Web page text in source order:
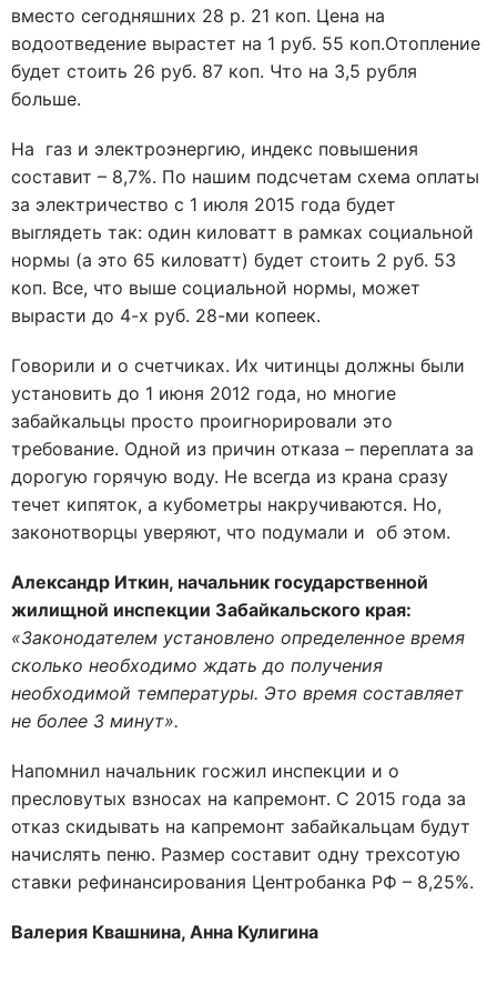
вместо сегодняшних 28 р. 21 коп. Цена на
водоотведение вырастет на 1 руб. 55 коп.Отопление
будет стоить 26 руб. 87 коп. Что на 3,5 рубля
больше.
На газ и электроэнергию, индекс повышения
составит – 8,7%. По нашим подсчетам схема оплаты
за электричество с 1 июля 2015 года будет
выглядеть так: один киловатт в рамках социальной
нормы (а это 65 киловатт) будет стоить 2 руб. 53
коп. Все, что выше социальной нормы, может
вырасти до 4-х руб. 28-ми копеек.
Говорили и о счетчиках. Их читинцы должны были
установить до 1 июня 2012 года, но многие
забайкальцы просто проигнорировали это
требование. Одной из причин отказа – переплата за
дорогую горячую воду. Не всегда из крана сразу
течет кипяток, а кубометры накручиваются. Но,
законотворцы уверяют, что подумали и об этом.
Александр Иткин, начальник государственной
жилищной инспекции Забайкальского края:
«Законодателем установлено определенное время
сколько необходимо ждать до получения
необходимой температуры. Это время составляет
не более 3 минут».
Напомнил начальник госжил инспекции и о
пресловутых взносах на капремонт. С 2015 года за
отказ скидывать на капремонт забайкальцам будут
начислять пеню. Размер составит одну трехсотую
ставки рефинансирования Центробанка РФ – 8,25%.
Валерия Квашнина, Анна Кулигина